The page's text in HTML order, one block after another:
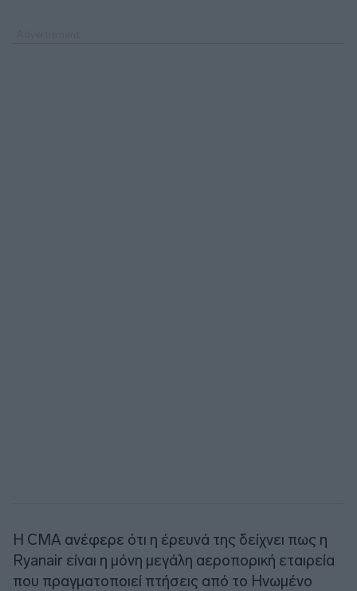
Η CMA ανέφερε ότι η έρευνά της δείχνει πως η
Ryanair είναι η μόνη μεγάλη αεροπορική εταιρεία
που πραγματοποιεί πτήσεις από το Ηνωμένο